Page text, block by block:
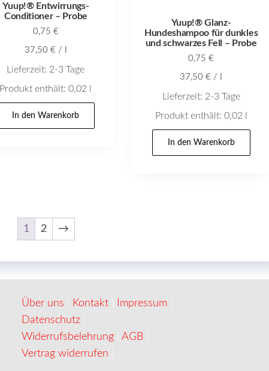
Yuup!® Entwirrungs-
Conditioner – Probe
0,75 €
37,50 €/
Lieferzeit: 2-3 Tage
Produkt enthält: 0,02
In den Warenkorb
Yuup!® Glanz-
Hundeshampoo für dunkles
und schwarzes Fell – Probe
0,75€
37,50€ /
Lieferzeit: 2-3 Tage
Produkt enthält: 0,02
In den Warenkorb
1 2 →
Über uns Kontakt Impressum
Datenschutz
Widerrufsbelehrung |AGB
Vertrag widerrufen